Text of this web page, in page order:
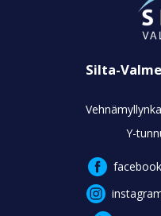
Silta-
Y-